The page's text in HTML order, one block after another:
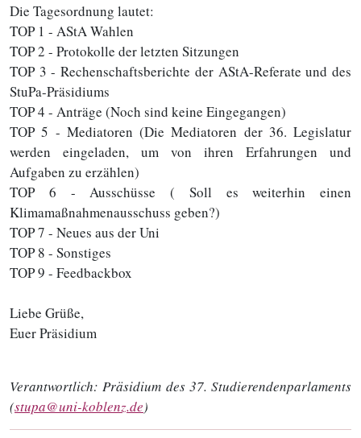
Die Tagesordnung lautet:
TOP 1 - AStA Wahlen
TOP 2 - Protokolle der letzten Sitzungen
TOP 3 - Rechenschaftsberichte der AStA-Referate und des
StuPa-Präsidiums
TOP 4 - Anträge (Noch sind keine Eingegangen)
TOP 5 - Mediatoren (Die Mediatoren der 36. Legislatur
werden eingeladen, um von ihren Erfahrungen und
Aufgaben zu erzählen)
TOP 6 - Ausschüsse ( Soll es weiterhin einen
Klimamaßnahmenausschuss geben?)
TOP 7 - Neues aus der Uni
TOP 8 - Sonstiges
TOP 9 - Feedbackbox
Liebe Grüße,
Euer Präsidium
Verantwortlich: Präsidium des 37. Studierendenparlaments
(stupa@uni-koblenz.de)